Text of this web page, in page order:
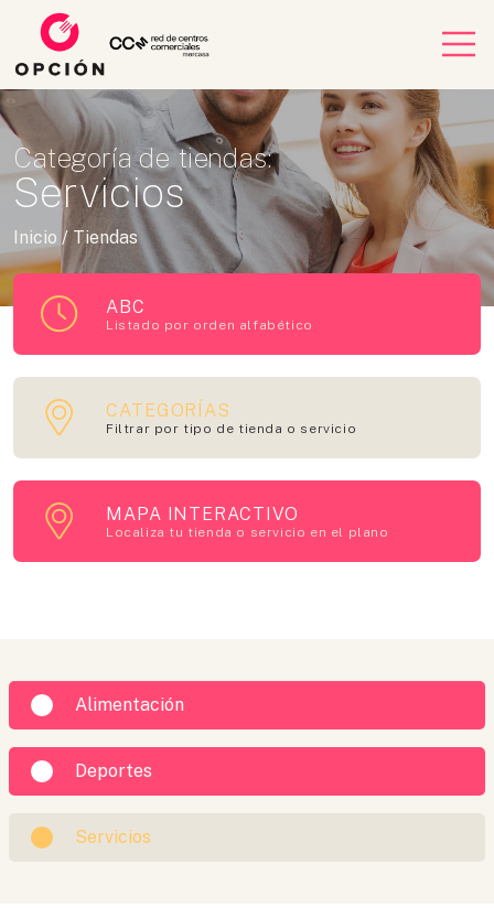
Categoría de tiendas:
Servicios
Inicio / Tiendas
ABC
Listado por orden alfabético
CATEGORÍAS
Filtrar por tipo de tienda o servicio
MAPA INTERACTIVO
Localiza tu tienda o servicio en el plano
Alimentación
Deportes
Servicios